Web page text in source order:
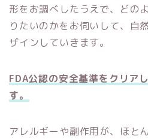
形をお調べしたうえで、どの
りたいのかをお伺いして、自
ザインしていきます。
FDA公認の安全基準をクリア
す。
アレルギーや副作用が、ほと